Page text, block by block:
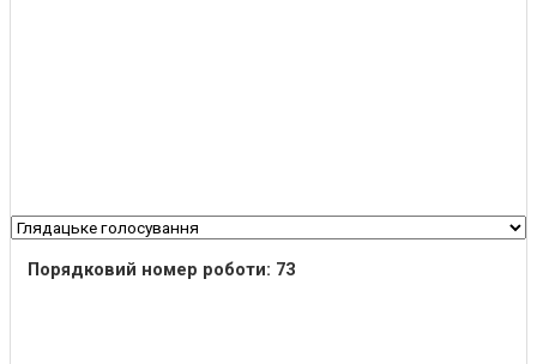
Порядковий номер роботи: 73